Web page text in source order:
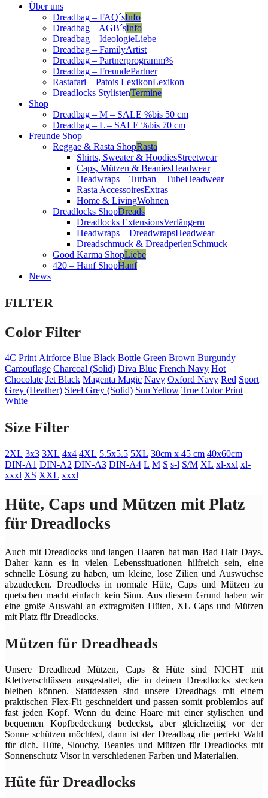
Über uns
Dreadbag – FAQ´sInfo
Dreadbag – AGB´sInfo
Dreadbag – IdeologieLiebe
Dreadbag – FamilyArtist
Dreadbag – Partnerprogramm%
Dreadbag – FreundePartner
Rastafari – Patois LexikonLexikon
Dreadlocks StylistenTermine
Shop
Dreadbag – M – SALE %bis 50 cm
Dreadbag – L – SALE %bis 70 cm
Freunde Shop
Reggae & Rasta ShopRasta
Shirts, Sweater & HoodiesStreetwear
Caps, Mützen & BeaniesHeadwear
Headwraps – Turban – TubeHeadwear
Rasta AccessoiresExtras
Home & LivingWohnen
Dreadlocks ShopDreads
Dreadlocks ExtensionsVerlängern
Headwraps – DreadwrapsHeadwear
Dreadschmuck & DreadperlenSchmuck
Good Karma ShopLiebe
420 – Hanf ShopHanf
News
FILTER
Color Filter
4C Print Airforce Blue Black Bottle Green Brown Burgundy
Camouflage Charcoal (Solid) Diva Blue French Navy Hot
Chocolate Jet Black Magenta Magic Navy Oxford Navy Red Sport
Grey (Heather) Steel Grey (Solid) Sun Yellow True Color Print
White
Size Filter
2XL 3x3 3XL 4x4 4XL 5.5x5.5 5XL 30cm x 45 cm 40x60cm
DIN-A1 DIN-A2 DIN-A3 DIN-A4 L M S s-l S/M XL xl-xxl xl-
xxxl XS XXL xxxl
Hüte, Caps und Mützen mit Platz
für Dreadlocks
Auch mit Dreadlocks und langen Haaren hat man Bad Hair Days.
Daher kann es in vielen Lebenssituationen hilfreich sein, eine
schnelle Lösung zu haben, um kleine, lose Zilien und Auswüchse
abzudecken. Dreadlocks in normale Hüte, Caps und Mützen zu
quetschen macht einfach kein Sinn. Aus diesem Grund haben wir
eine große Auswahl an extragroßen Hüten, XL Caps und Mützen
mit Platz für Dreadlocks.
Mützen für Dreadheads
Unsere Dreadhead Mützen, Caps & Hüte sind NICHT mit
Klettverschlüssen ausgestattet, die in deinen Dreadlocks stecken
bleiben können. Stattdessen sind unsere Dreadbags mit einem
praktischen Flex-Fit geschneidert und passen somit problemlos auf
fast jeden Kopf. Wenn du deine Haare mit einer stylischen und
bequemen Kopfbedeckung bedeckst, aber gleichzeitig vor der
Sonne schützen möchtest, dann ist der Dreadbag die perfekt Wahl
für dich. Hüte, Slouchy, Beanies und Mützen für Dreadlocks mit
Sonnenschutz Visor in verschiedenen Farben und Materialien.
Hüte für Dreadlocks